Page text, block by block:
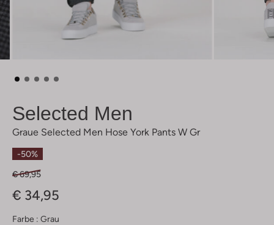
Selected Men
Graue Selected Men Hose York Pants W Gr
-50%
€ 69,95
€ 34,95
Farbe : Grau